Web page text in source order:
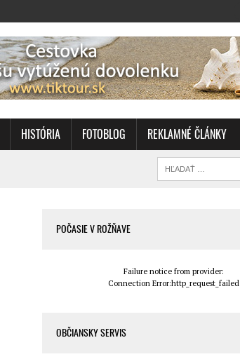
HISTÓRIA FOTOBLOG REKLAMNÉ ČLÁNKY
POČASIE V ROŽŇAVE
Failure notice from provider:
Connection Error:http_request_failed
OBČIANSKY SERVIS